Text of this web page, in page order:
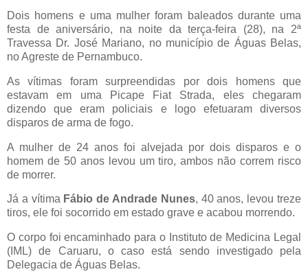
Dois homens e uma mulher foram baleados durante uma
festa de aniversário, na noite da terça-feira (28), na 2ª
Travessa Dr. José Mariano, no município de Águas Belas,
no Agreste de Pernambuco.
As vítimas foram surpreendidas por dois homens que
estavam em uma Picape Fiat Strada, eles chegaram
dizendo que eram policiais e logo efetuaram diversos
disparos de arma de fogo.
A mulher de 24 anos foi alvejada por dois disparos e o
homem de 50 anos levou um tiro, ambos não correm risco
de morrer.
Já a vítima Fábio de Andrade Nunes, 40 anos, levou treze
tiros, ele foi socorrido em estado grave e acabou morrendo.
O corpo foi encaminhado para o Instituto de Medicina Legal
(IML) de Caruaru, o caso está sendo investigado pela
Delegacia de Águas Belas.